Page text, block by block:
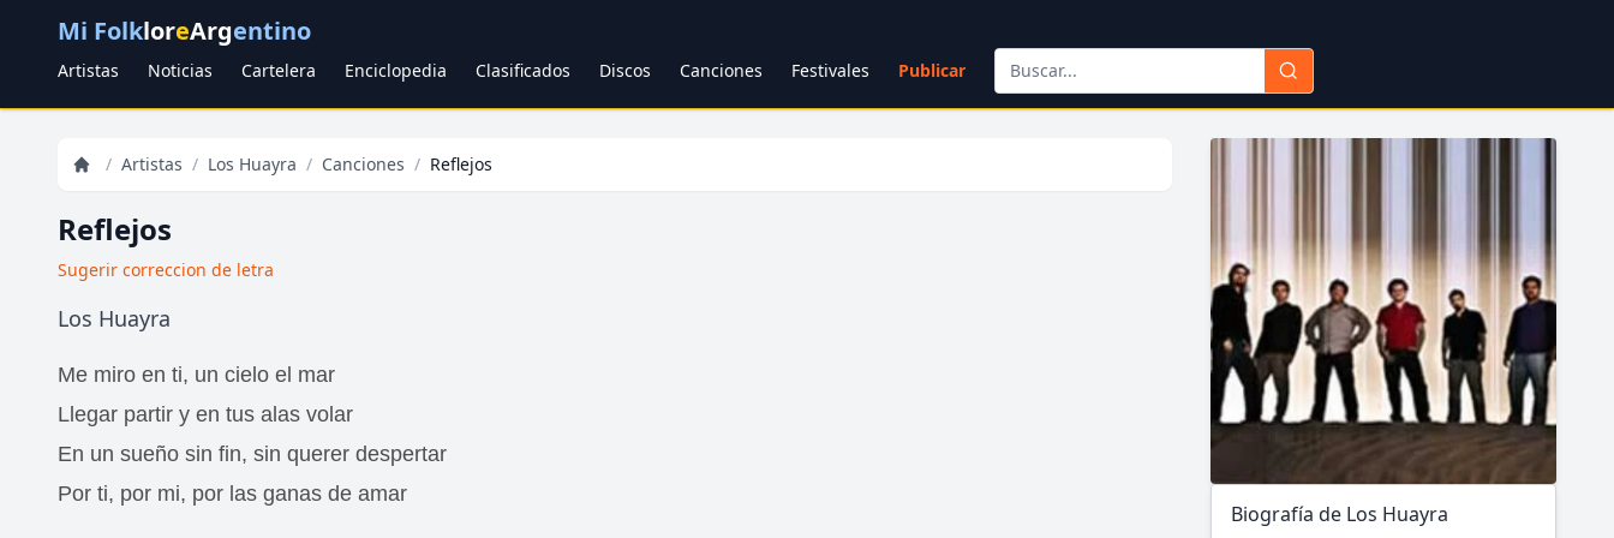
Mi FolkloreArgentino
Artistas Noticias Cartelera Enciclopedia Clasificados Discos Canciones Festivales Publicar
/ Artistas / Los Huayra / Canciones / Reflejos
Reflejos
Sugerir correccion de letra
Los Huayra
Me miro en ti, un cielo el mar
Llegar partir y en tus alas volar
En un sueño sin fin, sin querer despertar
Por ti, por mi, por las ganas de amar
Biografía de Los Huayra